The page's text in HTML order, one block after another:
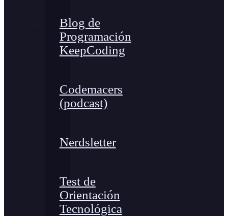
Blog de
Programación
KeepCoding
Codemacers
(podcast)
Nerdsletter
Test de
Orientación
Tecnológica